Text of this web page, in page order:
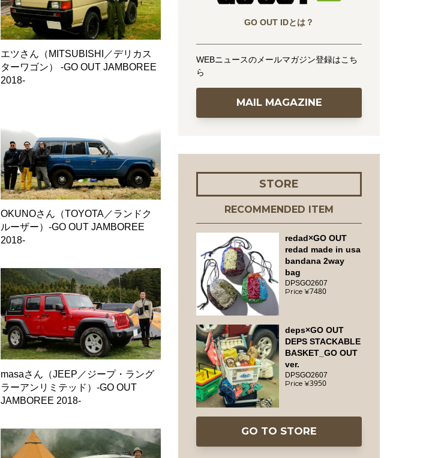
エツさん（MITSUBISHI／デリカス
ターワゴン） -GO OUT JAMBOREE
2018-
OKUNOさん（TOYOTA／ランドク
ルーザー）-GO OUT JAMBOREE
2018-
masaさん（JEEP／ジープ・ラング
ラーアンリミテッド）-GO OUT
JAMBOREE 2018-
GO OUT IDとは？
WEBニュースのメールマガジン登録はこち
ら
MAIL MAGAZINE
STORE
RECOMMENDED ITEM
redad×GO OUT
redad made in usa
bandana 2way
bag
DPSGO2607
7480
deps×GO OUT
DEPS STACKABLE
BASKET_GO OUT
ver.
DPSGO2607
3950
GO TO STORE